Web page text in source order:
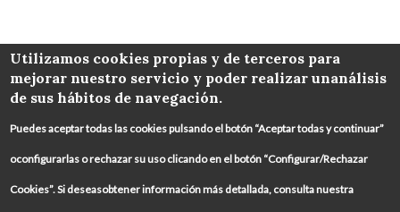
COLABORA
Utilizamos cookies propias y de terceros para
mejorar nuestro servicio y poder realizar unanálisis
de sus hábitos de navegación.
Puedes aceptar todas las cookies pulsando el botón “Aceptar todas y continuar”
oconfigurarlas o rechazar su uso clicando en el botón “Configurar/Rechazar
Cookies”. Si deseasobtener información más detallada, consulta nuestra